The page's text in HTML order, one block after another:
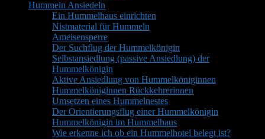
Hummeln Ansiedeln
Ein Hummelhaus einrichten
Nistmaterial für Hummeln
Ameisensperre
Der Suchflug der Hummelkönigin
Selbstansiedlung (passive Ansiedlung) der
Hummelkönigin
Aktive Ansiedlung von Hummelköniginnen
Hummelköniginnen Rückkehrerinnen
Umsetzen eines Hummelnestes
Der Orientierungsflug einer Hummelkönigin
Hummelkönigin im Hummelhaus
Wie erkenne ich ob ein Hummelhotel belegt ist?